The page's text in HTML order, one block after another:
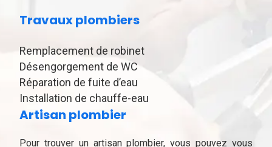
Travaux plombiers
Remplacement de robinet
Désengorgement de WC
Réparation de fuite d’eau
Installation de chauffe-eau
Artisan plombier
Pour trouver un artisan plombier, vous pouvez vous